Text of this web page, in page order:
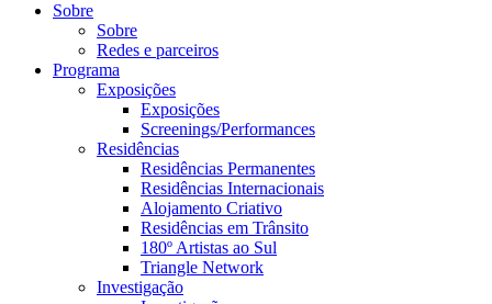
Sobre
Sobre
Redes e parceiros
Programa
Exposições
Exposições
Screenings/Performances
Residências
Residências Permanentes
Residências Internacionais
Alojamento Criativo
Residências em Trânsito
180º Artistas ao Sul
Triangle Network
Investigação